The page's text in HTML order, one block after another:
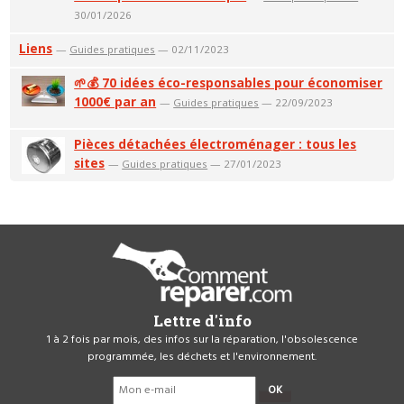
30/01/2026
Liens — Guides pratiques — 02/11/2023
🌱💰 70 idées éco-responsables pour économiser
1000€ par an — Guides pratiques — 22/09/2023
Pièces détachées électroménager : tous les
sites — Guides pratiques — 27/01/2023
Lettre d'info
1 à 2 fois par mois, des infos sur la réparation, l'obsolescence
programmée, les déchets et l'environnement.
OK